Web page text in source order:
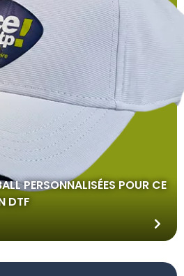
PERSONNALISÉES POUR CE
DTF